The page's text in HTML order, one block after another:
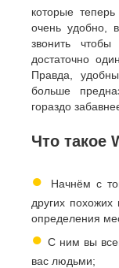
которые
очень удобно,
звонить чтобы
достаточно
Правда,
больше
гораздо
Что такое
●
Начнём с
других
определения
● С ним вы
вас людьми;